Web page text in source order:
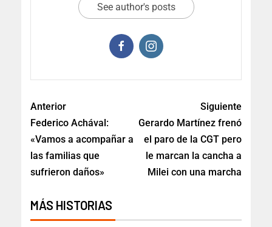
See author's posts
Anterior
Federico Achával:
«Vamos a acompañar a
las familias que
sufrieron daños»
Siguiente
Gerardo Martínez frenó
el paro de la CGT pero
le marcan la cancha a
Milei con una marcha
MÁS HISTORIAS